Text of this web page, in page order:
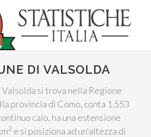
DI VALSOLDA
Valsolda si trova nella Regione
provincia di Como, conta 1.553
calo, ha una estensione
2 e si posiziona ad un'altezza di